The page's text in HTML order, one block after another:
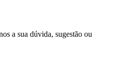
a sua dúvida, sugestão ou